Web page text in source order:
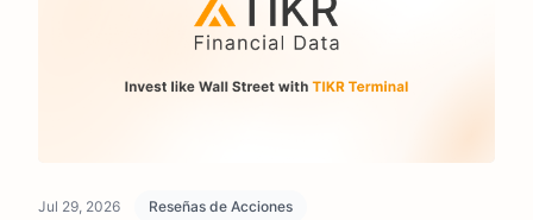
Jul 29, 2026 Reseñas de Acciones